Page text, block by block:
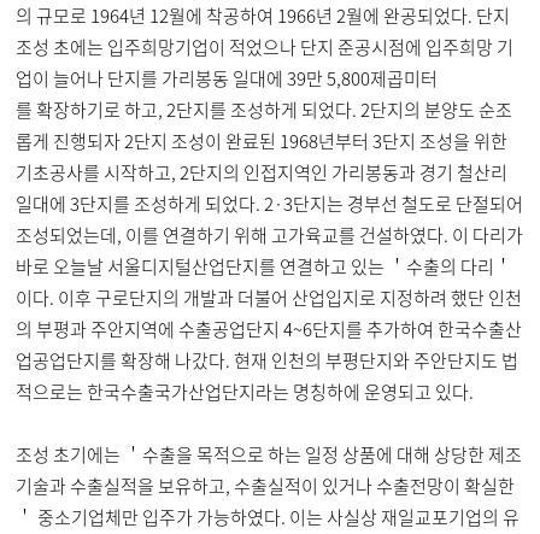
의 규모로 1964년 12월에 착공하여 1966년 2월에 완공되었다. 단지
조성 초에는 입주희망기업이 적었으나 단지 준공시점에 입주희망 기
업이 늘어나 단지를 가리봉동 일대에 39만 5,800제곱미터
를 확장하기로 하고, 2단지를 조성하게 되었다. 2단지의 분양도 순조
롭게 진행되자 2단지 조성이 완료된 1968년부터 3단지 조성을 위한
기초공사를 시작하고, 2단지의 인접지역인 가리봉동과 경기 철산리
일대에 3단지를 조성하게 되었다. 2·3단지는 경부선 철도로 단절되어
조성되었는데, 이를 연결하기 위해 고가육교를 건설하였다. 이 다리가
바로 오늘날 서울디지털산업단지를 연결하고 있는 ＇수출의 다리＇
이다. 이후 구로단지의 개발과 더불어 산업입지로 지정하려 했단 인천
의 부평과 주안지역에 수출공업단지 4~6단지를 추가하여 한국수출산
업공업단지를 확장해 나갔다. 현재 인천의 부평단지와 주안단지도 법
적으로는 한국수출국가산업단지라는 명칭하에 운영되고 있다.
조성 초기에는 ＇수출을 목적으로 하는 일정 상품에 대해 상당한 제조
기술과 수출실적을 보유하고, 수출실적이 있거나 수출전망이 확실한
＇ 중소기업체만 입주가 가능하였다. 이는 사실상 재일교포기업의 유